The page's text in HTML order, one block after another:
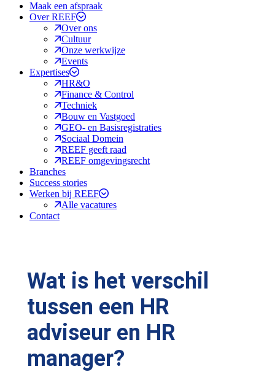
Maak een afspraak
Over REEF
Over ons
Cultuur
Onze werkwijze
Events
Expertises
HR&O
Finance & Control
Techniek
Bouw en Vastgoed
GEO- en Basisregistraties
Sociaal Domein
REEF geeft raad
REEF omgevingsrecht
Branches
Success stories
Werken bij REEF
Alle vacatures
Contact
Wat is het verschil
tussen een HR
adviseur en HR
manager?